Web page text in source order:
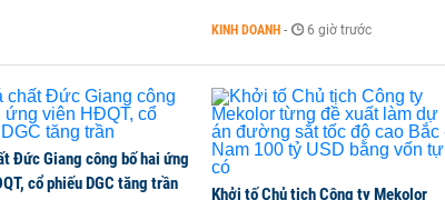
Điều gì đang tạo nên sức hút của đô thị biển?
KINH DOANH - 6 giờ trước
Đức Giang công bố hai ứng
cổ phiếu DGC tăng trần
Khởi tố Chủ tịch Công ty Mekolor